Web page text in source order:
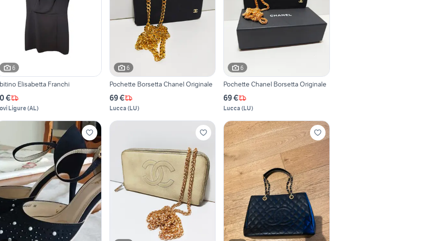
6
Elisabetta Franchi
€
Ligure(AL)
6
Pochette Borsetta Chanel Originale
69 €
Lucca (LU)
6
Pochette Chanel Borsetta Originale
69 €
Lucca (LU)